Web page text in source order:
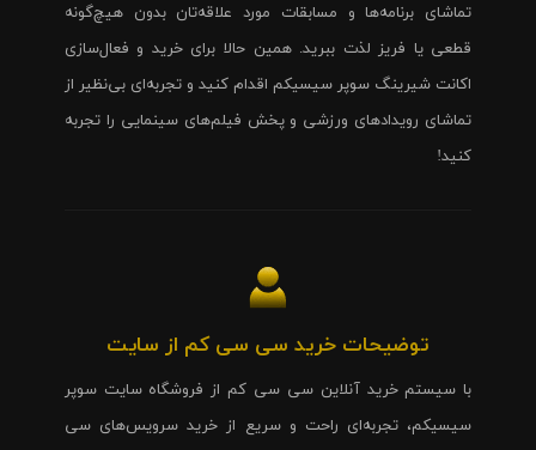
تماشای برنامه‌ها و مسابقات مورد علاقه‌تان بدون هیچ‌گونه
قطعی یا فریز لذت ببرید. همین حالا برای خرید و فعال‌سازی
اکانت شیرینگ سوپر سیسیکم اقدام کنید و تجربه‌ای بی‌نظیر از
تماشای رویدادهای ورزشی و پخش فیلم‌های سینمایی را تجربه
کنید!
توضیحات خرید سی سی کم از سایت
با سیستم خرید آنلاین سی سی کم از فروشگاه سایت سوپر
سیسیکم، تجربه‌ای راحت و سریع از خرید سرویس‌های سی